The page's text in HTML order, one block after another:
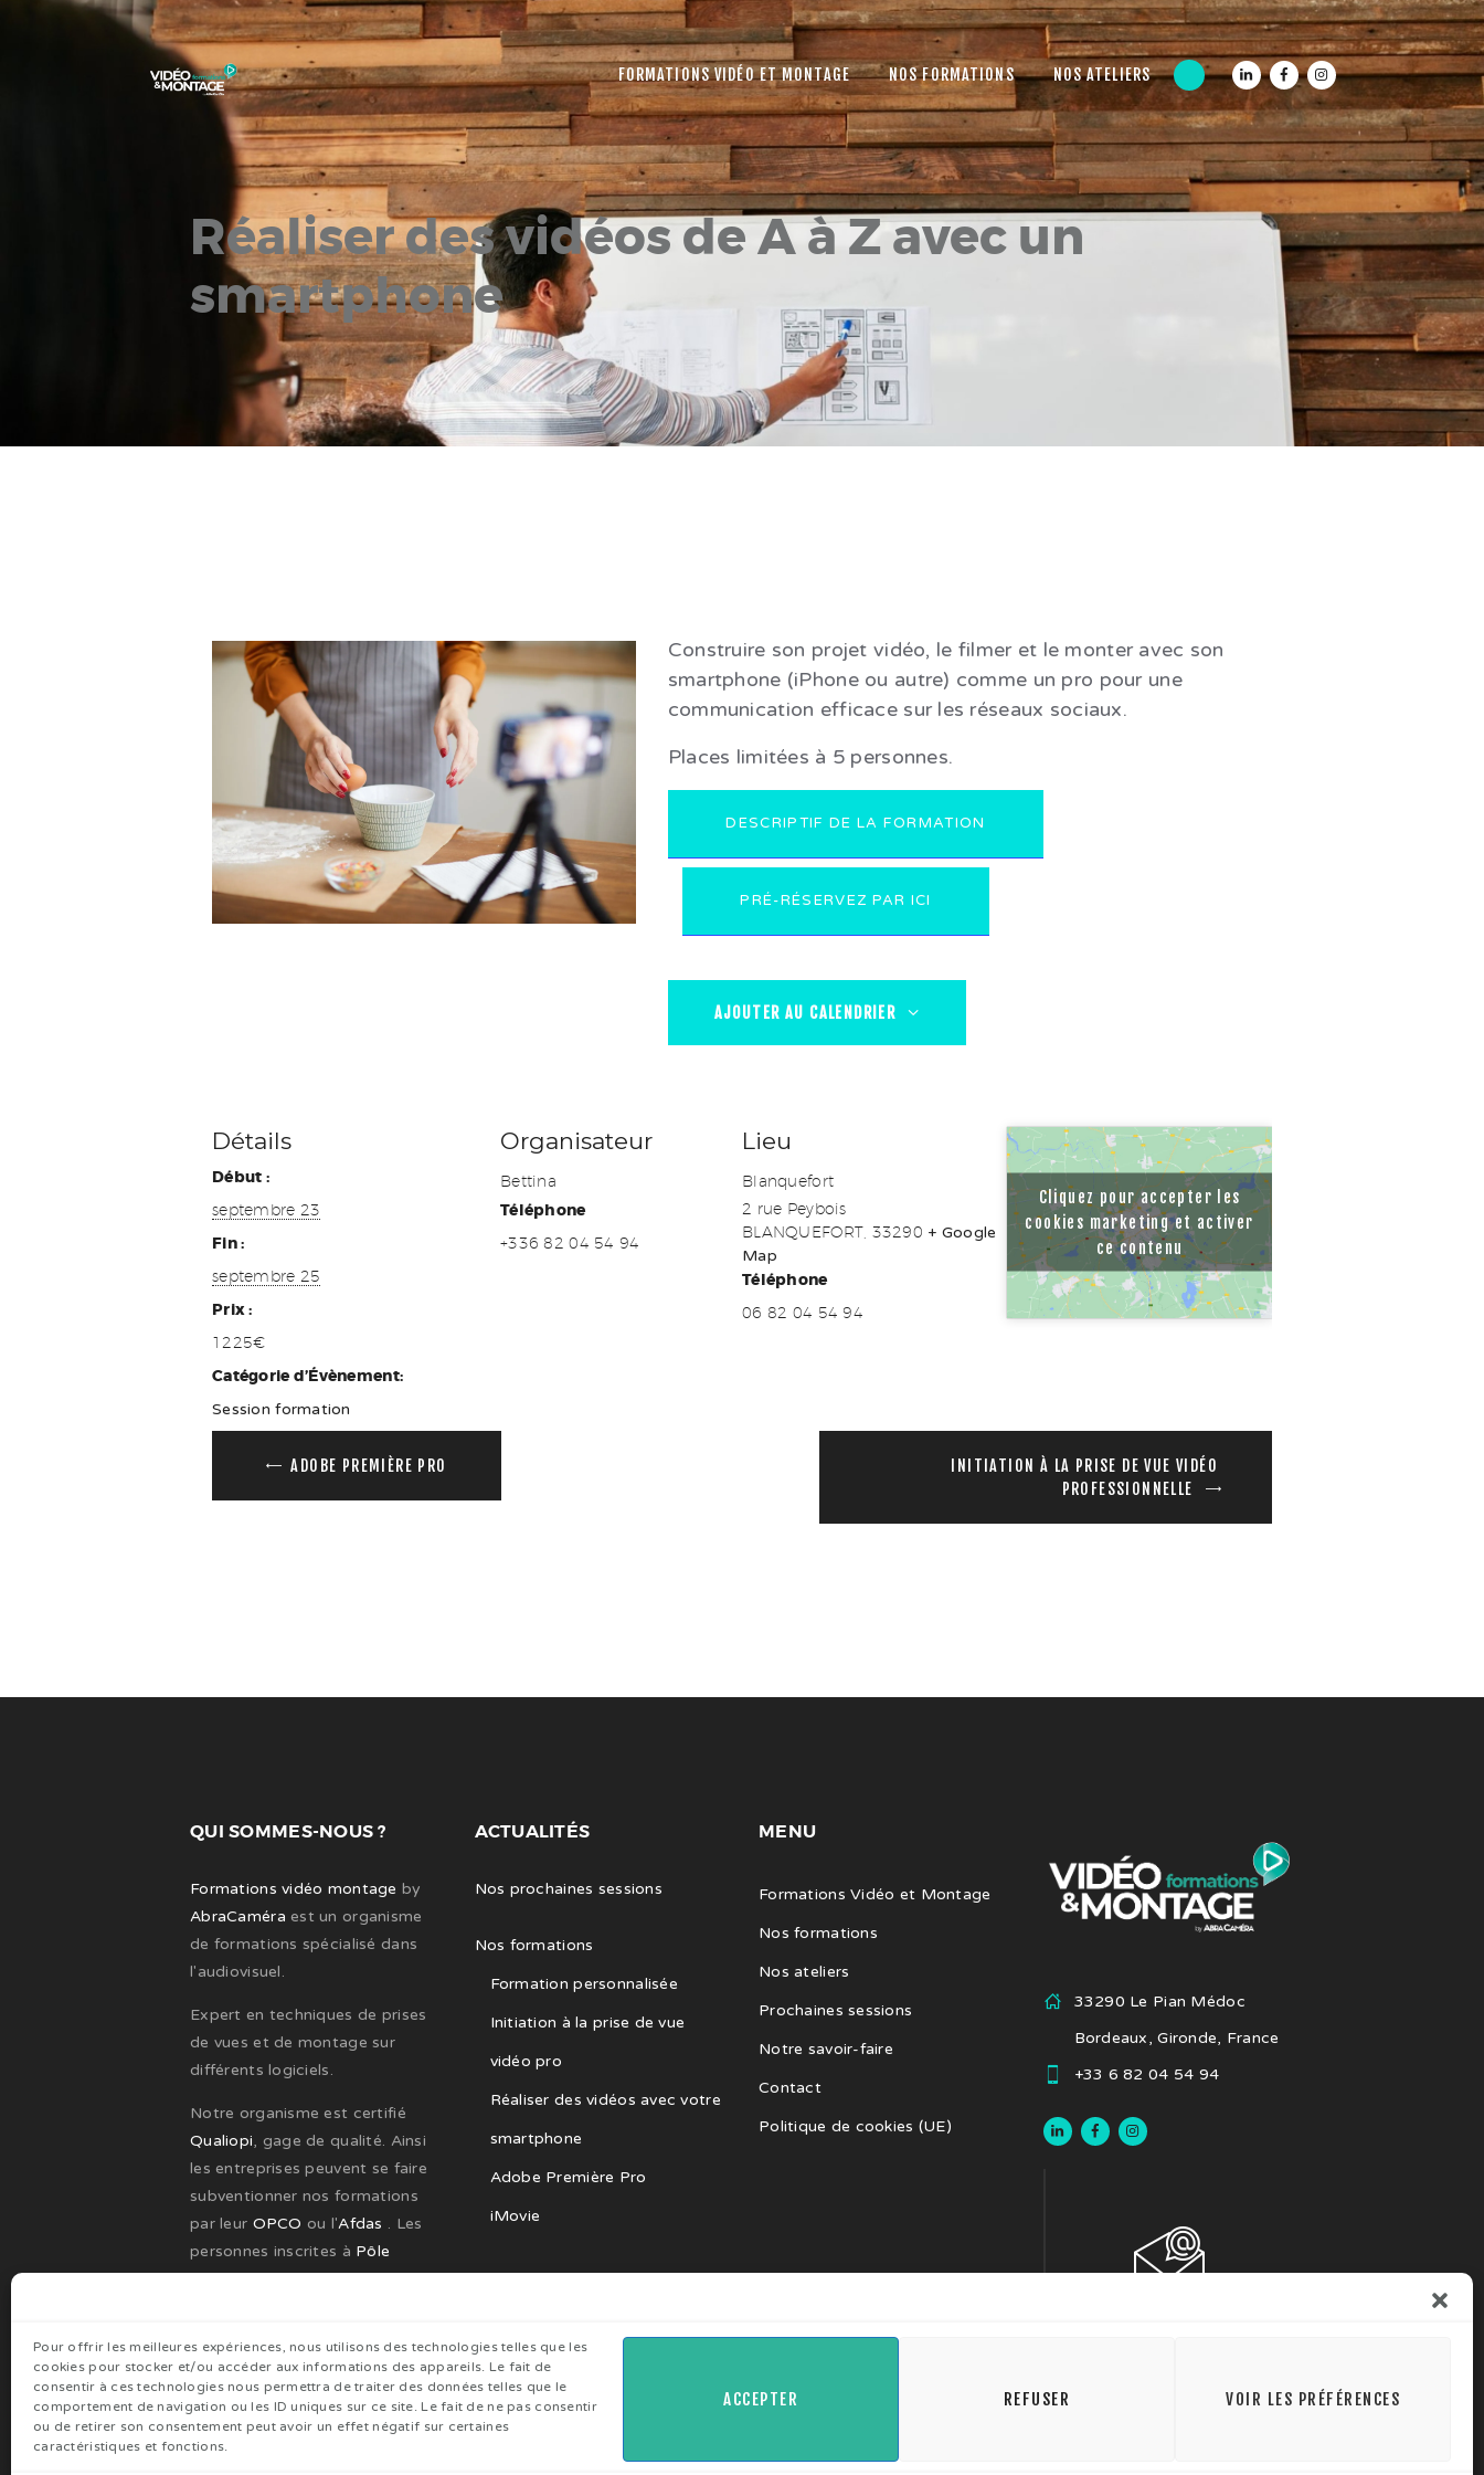
Pour offrir les meilleures expériences, nous utilisons des technologies telles que les
cookies pour stocker et/ou accéder aux informations des appareils. Le fait de
consentir à ces technologies nous permettra de traiter des données telles que le
comportement de navigation ou les ID uniques sur ce site. Le fait de ne pas consentir
ou de retirer son consentement peut avoir un effet négatif sur certaines
caractéristiques et fonctions.
ACCEPTER REFUSER VOIR LES PRÉFÉRENCES
FORMATIONS VIDÉO ET MONTAGE NOS FORMATIONS NOS ATELIERS
Réaliser des vidéos de A à Z avec un
smartphone
Formations
faire
Construire son projet vidéo, le filmer et le monter avec son
smartphone (iPhone ou autre) comme un pro pour une
communication efficace sur les réseaux sociaux.
Places limitées à 5 personnes.
DESCRIPTIF DE LA FORMATION
PRÉ-RÉSERVEZ PAR ICI
AJOUTER AU CALENDRIER
Détails
Début :
septembre 23
Fin :
septembre 25
Prix :
1225€
Catégorie d’Évènement:
Session formation
Organisateur
Bettina
Téléphone
+336 82 04 54 94
Lieu
Blanquefort
2 rue Peybois
BLANQUEFORT 33290 + Google
Map
Téléphone
06 82 04 54 94
Cliquez pour accepter les
cookies marketing et activer
ce contenu
ADOBE PREMIÈRE PRO
INITIATION À LA PRISE DE VUE VIDÉO
PROFESSIONNELLE
QUI SOMMES-NOUS ?
Formations vidéo montage by
AbraCaméra est un organisme
de formations spécialisé dans
l'audiovisuel.
Expert en techniques de prises
de vues et de montage sur
différents logiciels.
Notre organisme est certifié
Qualiopi, gage de qualité. Ainsi
les entreprises peuvent se faire
subventionner nos formations
par leur OPCO ou l'Afdas . Les
personnes inscrites à Pôle
Emploipeuvent également
La satisfaction de chacun de
nos stagiaires est notre priorité.
ACTUALITÉS
Nos prochaines sessions
Nos formations
Formation personnalisée
Initiation à la prise de vue
vidéo pro
Réaliser des vidéos avec votre
smartphone
Adobe Première Pro
iMovie
MENU
Formations Vidéo et Montage
Nos formations
Nos ateliers
Prochaines sessions
Notre savoir-faire
Contact
Politique de cookies (UE)
33290 Le Pian Médoc
Bordeaux, Gironde, France
+33 6 82 04 54 94